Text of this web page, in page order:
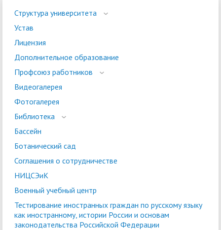
Структура университета
Устав
Лицензия
Дополнительное образование
Профсоюз работников
Видеогалерея
Фотогалерея
Библиотека
Бассейн
Ботанический сад
Соглашения о сотрудничестве
НИЦСЭиК
Военный учебный центр
Тестирование иностранных граждан по русскому языку
как иностранному, истории России и основам
законодательства Российской Федерации